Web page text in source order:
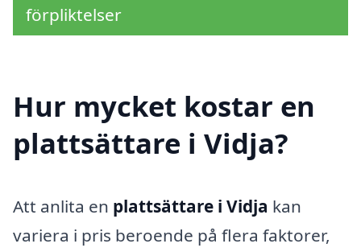
förpliktelser
Hur mycket kostar en
plattsättare i Vidja?
Att anlita en plattsättare i Vidja kan
variera i pris beroende på flera faktorer,